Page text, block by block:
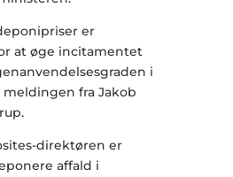
er
at øge incitamentet
i
meldingen fra Jakob
direktøren er
affald i